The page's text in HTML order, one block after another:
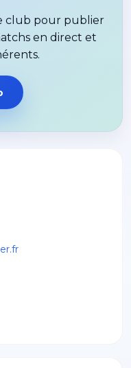
club pour publier
en direct et